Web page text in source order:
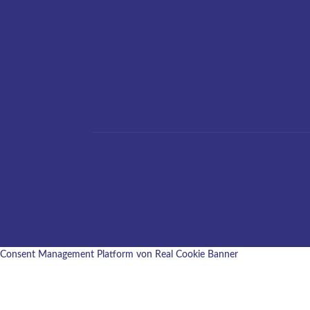
Consent Management Platform von Real Cookie Banner